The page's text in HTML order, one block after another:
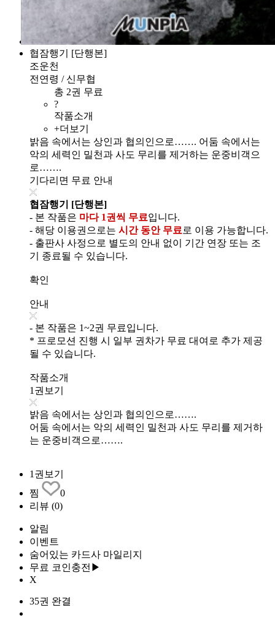
협잠행기 [단행본]
조운천
전연령 / 신무협
총 2권 무료
?
작품소개
+더보기
밝음 속에서는 상인과 협의인으로……. 어둠 속에서는
악의 세력인 밀천과 사도 무리를 제거하는 운중비객으
로…….
기다리면 무료 안내
협잠행기 [단행본]
- 본 작품은 마다 1권씩 무료입니다.
- 해당 이용권으로는 시간 동안 무료 로 이용 가능합니다.
- 출판사 사정으로 별도의 안내 없이 기간 연장 또는 조
기 종료될 수 있습니다.
확인
안내
- 본 작품은 1~2권 무료입니다.
* 프로모션 진행 시 일부 권차가 무료 대여로 추가 제공
될 수 있습니다.
작품소개
1권보기
밝음 속에서는 상인과 협의인으로…….
어둠 속에서는 악의 세력인 밀천과 사도 무리를 제거하
는 운중비객으로…….
1권보기
찜
0
리뷰 (0)
알림
이벤트
숨어있는 카드사 마일리지
무료 코인충전▶
X
35권 완결